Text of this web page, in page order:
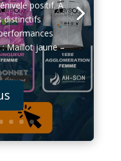
positif. À
distinctifs
Maillot jaune –